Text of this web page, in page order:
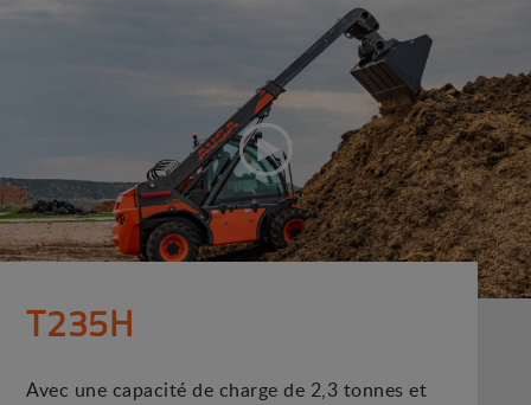
T235H
Avec une capacité de charge de 2,3 tonnes et